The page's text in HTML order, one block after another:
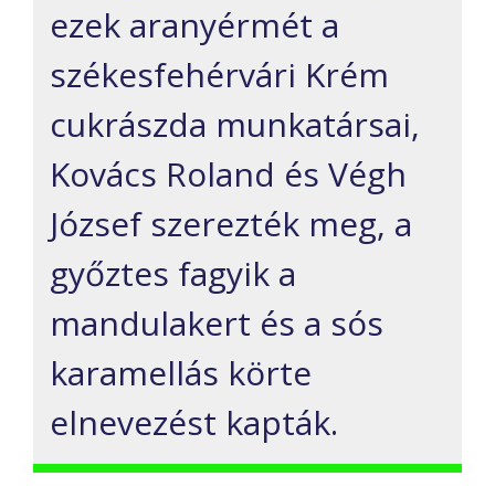
ezek aranyérmét a
székesfehérvári Krém
cukrászda munkatársai,
Kovács Roland és Végh
József szerezték meg, a
győztes fagyik a
mandulakert és a sós
karamellás körte
elnevezést kapták.